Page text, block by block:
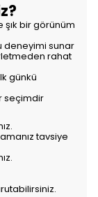
bir görünüm
deneyimi sunar
rahat
günkü
seçimdir
tavsiye